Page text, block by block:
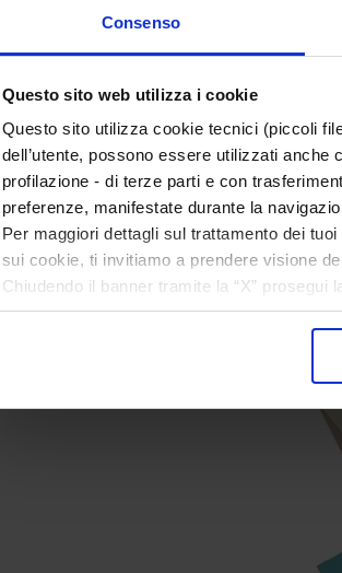
Consenso
Questo sito web utilizza i cookie
Questo sito utilizza cookie tecnici (piccoli
dell’utente, possono essere utilizzati
profilazione - di terze parti e con
preferenze, manifestate durante la
Per maggiori dettagli sul trattamento dei
sui cookie, ti invitiamo a prendere visione
Chiudendo il banner tramite la “X”
tecnici. Selezionando “Accetta tutti” presti